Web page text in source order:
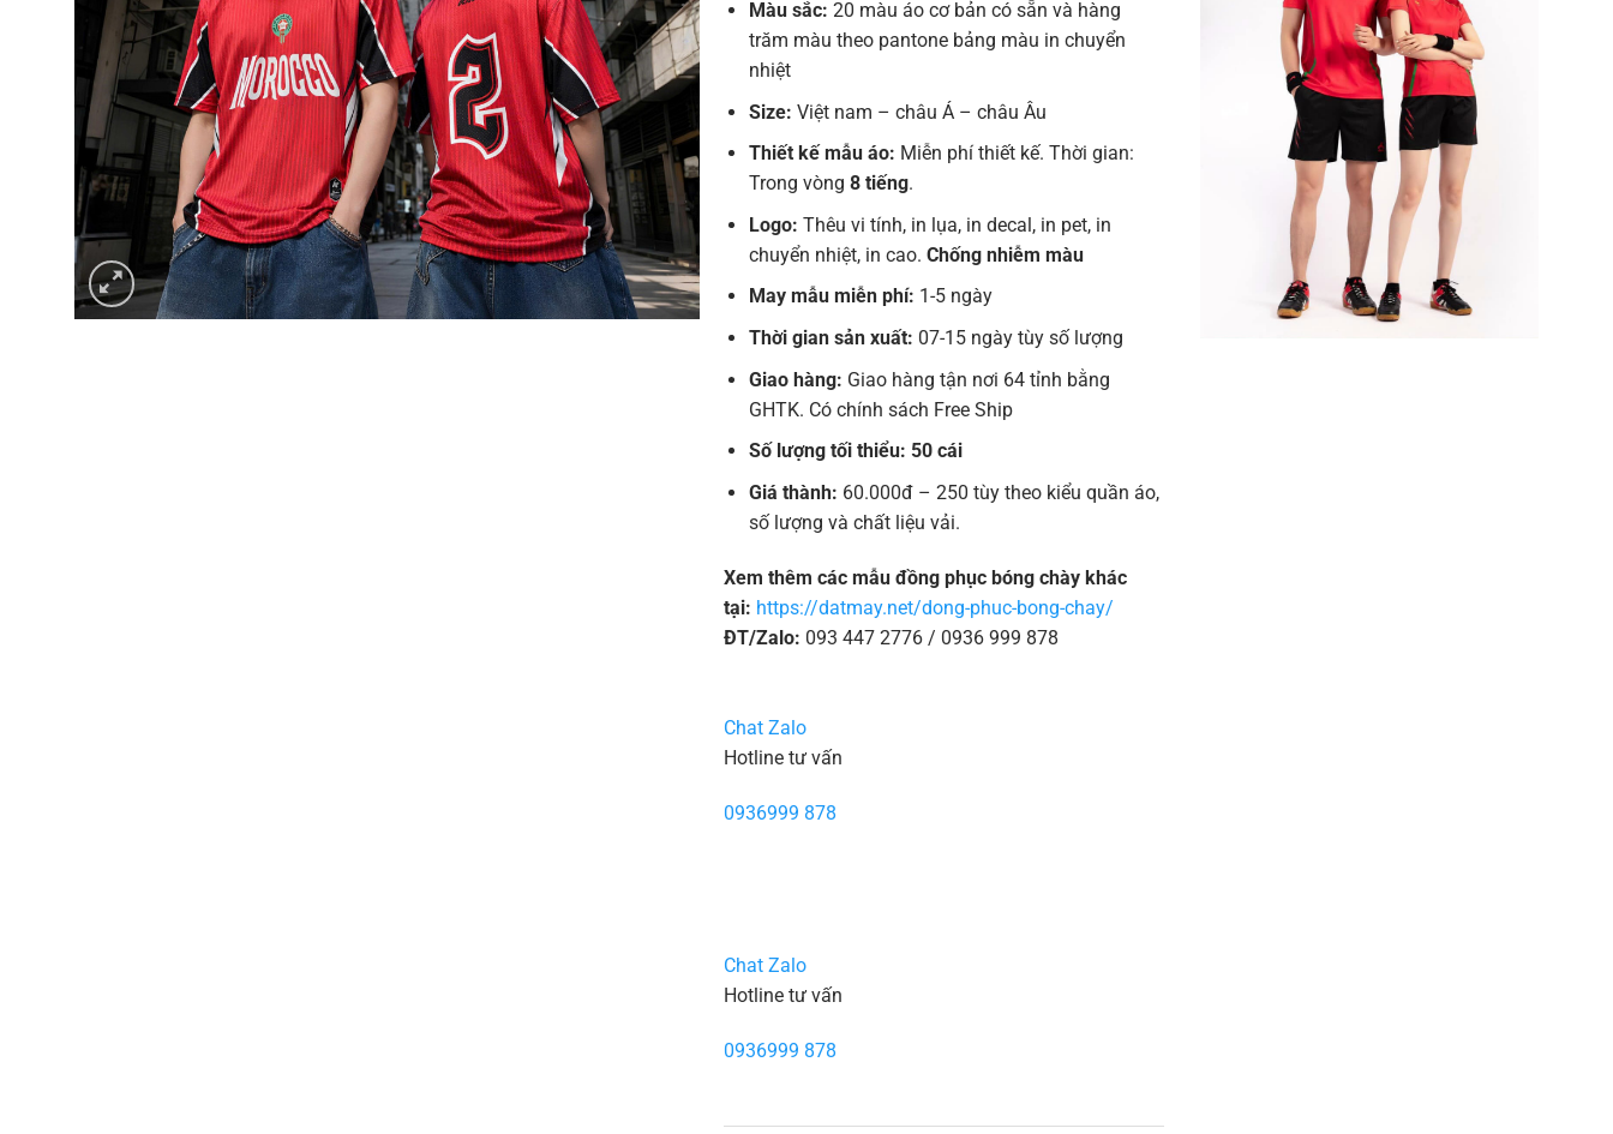
Màu sắc: 20 màu áo cơ bản có sẵn và hàng
trăm màu theo pantone bảng màu in chuyển
nhiệt
Size: Việt nam – châu Á – châu Âu
Thiết kế mẫu áo: Miễn phí thiết kế. Thời gian:
Trong vòng 8 tiếng.
Logo: Thêu vi tính, in lụa, in decal, in pet, in
chuyển nhiệt, in cao. Chống nhiễm màu
May mẫu miễn phí: 1-5 ngày
Thời gian sản xuất: 07-15 ngày tùy số lượng
Giao hàng: Giao hàng tận nơi 64 tỉnh bằng
GHTK. Có chính sách Free Ship
Số lượng tối thiểu: 50 cái
Giá thành: 60.000đ – 250 tùy theo kiểu quần áo,
số lượng và chất liệu vải.
Xem thêm các mẫu đồng phục bóng chày khác
tại: https://datmay.net/dong-phuc-bong-chay/
ĐT/Zalo: 093 447 2776 / 0936 999 878
Chat Zalo
Hotline tư vấn
0936999 878
Chat Zalo
Hotline tư vấn
0936999 878